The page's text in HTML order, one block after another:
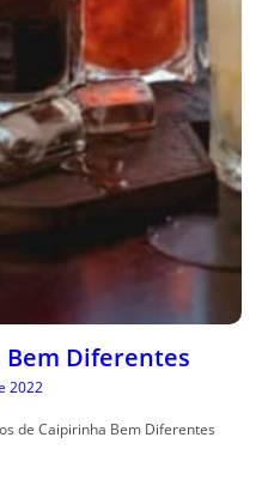
Bem Diferentes
2022
de Caipirinha Bem Diferentes